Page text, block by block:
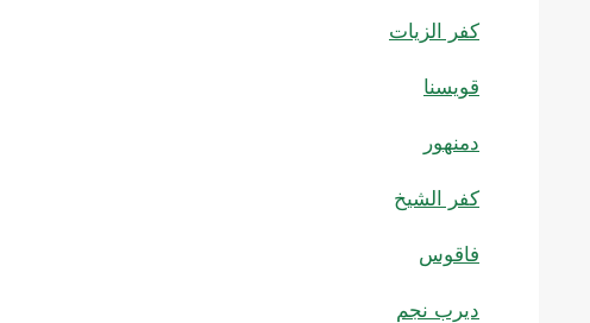
كفر الزيات
قويسنا
دمنهور
كفر الشيخ
فاقوس
ديرب نجم